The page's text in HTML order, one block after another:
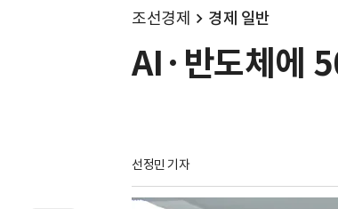
조선경제 경제 일반
AI·반도체에
선정민 기자